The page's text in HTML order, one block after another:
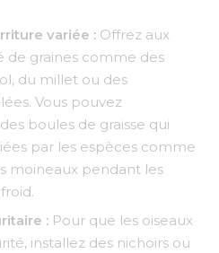
variée : Offrez aux
de graines comme des
du millet ou des
Vous pouvez
boules de graisse qui
par les espèces comme
moineaux pendant les
: Pour que les oiseaux
installez des nichoirs ou